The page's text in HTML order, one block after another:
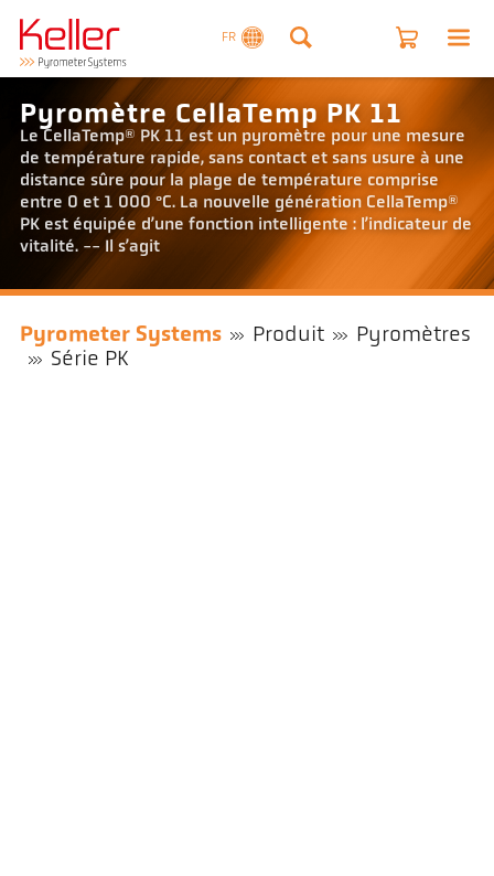
FR
Pyromètre CellaTemp PK 11
Le CellaTemp® PK 11 est un pyromètre pour une mesure
de température rapide, sans contact et sans usure à une
distance sûre pour la plage de température comprise
entre 0 et 1 000 °C. La nouvelle génération CellaTemp®
PK est équipée d’une fonction intelligente : l’indicateur de
vitalité. -- Il s’agit
Pyrometer Systems Produit
Pyromètres
Série PK